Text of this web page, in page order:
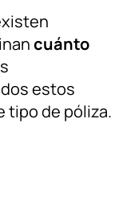
cuánto
estos
tipo de póliza.